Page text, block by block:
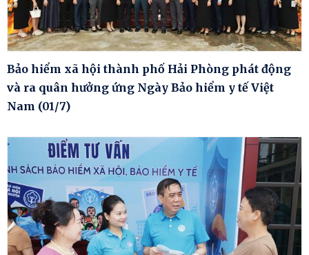
Bảo hiểm xã hội thành phố Hải Phòng phát động
và ra quân hưởng ứng Ngày Bảo hiểm y tế Việt
Nam (01/7)